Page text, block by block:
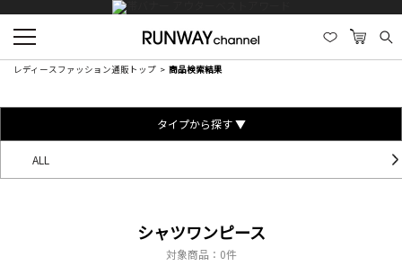
レディースファッション通販トップ 商品検索結果
タイプから探す ▼
ALL
シャツワンピース
対象商品： 0件